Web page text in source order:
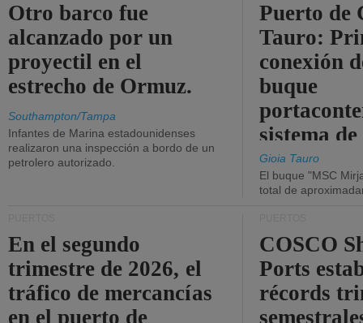
Otro barco fue
alcanzado por un
proyectil en el
estrecho de Ormuz.
Southampton/Tampa
Infantes de Marina estadounidenses
realizaron una inspección a bordo de un
petrolero autorizado.
Puerto de
Tauro:
conexión
buque
sistema
la red
Gioia Tauro
El buque "MSC
total de
En el segundo
trimestre de 2026, el
tráfico de mercancías
en el puerto de
COSCO
Ports
récords